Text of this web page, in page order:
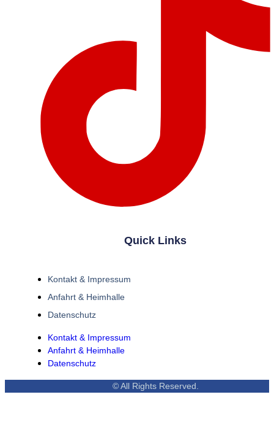
Quick Links
Kontakt & Impressum
Anfahrt & Heimhalle
Datenschutz
Kontakt & Impressum
Anfahrt & Heimhalle
Datenschutz
© All Rights Reserved.